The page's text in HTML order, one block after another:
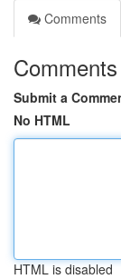
Comments
Comments
Submit a
No HTML
HTML is disabled